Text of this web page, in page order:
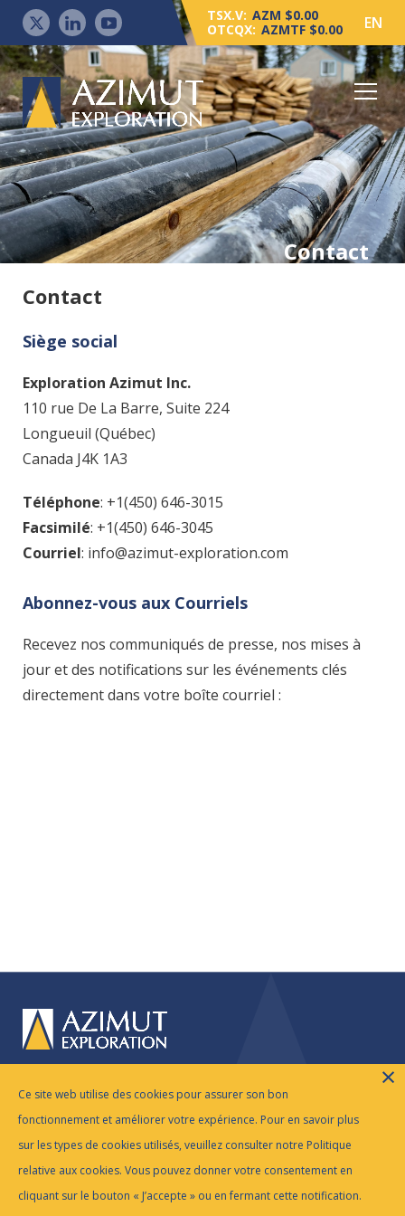
TSX.V: AZM $0.00
OTCQX: AZMTF $0.00 EN
Contact
Contact
Siège social
Exploration Azimut Inc.
110 rue De La Barre, Suite 224
Longueuil (Québec)
Canada J4K 1A3
Téléphone: +1(450) 646-3015
Facsimilé: +1(450) 646-3045
Courriel: info@azimut-exploration.com
Abonnez-vous aux Courriels
Recevez nos communiqués de presse, nos mises à
jour et des notifications sur les événements clés
directement dans votre boîte courriel :
© 2026 Azimut Exploration Inc. |Avis Légal|
Politique De Confidentialité
Technologie
Centre Investisseurs ESG
Emplois
Contact
Ce site web utilise des cookies pour assurer son bon
fonctionnement et améliorer votre expérience. Pour en savoir plus
sur les types de cookies utilisés, veuillez consulter notre Politique
relative aux cookies. Vous pouvez donner votre consentement en
cliquant sur le bouton « J’accepte » ou en fermant cette notification.